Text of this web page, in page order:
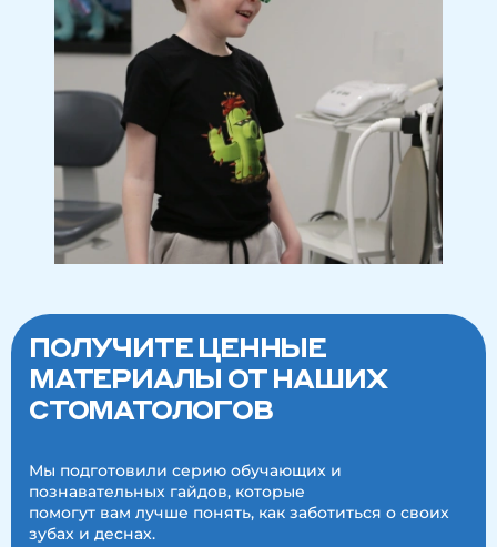
ПОЛУЧИТЕ ЦЕННЫЕ
МАТЕРИАЛЫ ОТ НАШИХ
СТОМАТОЛОГОВ
Мы подготовили серию обучающих и
познавательных гайдов, которые
помогут вам лучше понять, как заботиться о своих
зубах и деснах.